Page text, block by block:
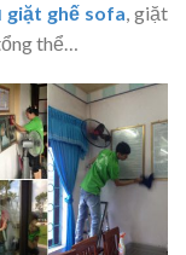
giặt ghế sofa, giặt
thể…